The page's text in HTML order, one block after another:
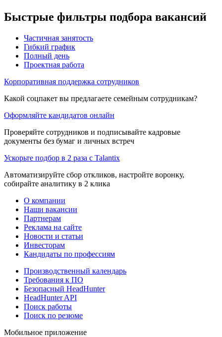
Быстрые фильтры подбора вакансий
Частичная занятость
Гибкий график
Полный день
Проектная работа
Корпоративная поддержка сотрудников
Какой соцпакет вы предлагаете семейным сотрудникам?
Оформляйте кандидатов онлайн
Проверяйте сотрудников и подписывайте кадровые
документы без бумаг и личных встреч
Ускорьте подбор в 2 раза с Talantix
Автоматизируйте сбор откликов, настройте воронку,
собирайте аналитику в 2 клика
О компании
Наши вакансии
Партнерам
Реклама на сайте
Новости и статьи
Инвесторам
Кандидаты по профессиям
Производственный календарь
Требования к ПО
Безопасный HeadHunter
HeadHunter API
Поиск работы
Поиск по резюме
Мобильное приложение